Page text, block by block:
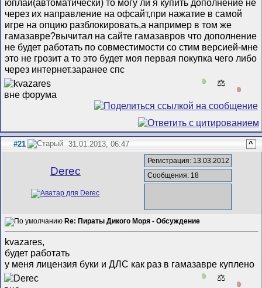
юплай(автоматически) то могу ли я купить дополнение не
через их направление на офсайт,при нажатие в самой
игре на опцию разблокировать,а например в том же
гамазавре?вычитал на сайте гамазавров что дополнение
не будет работать по совместимости со стим версией-мне
это не грозит а то это будет моя первая покупка чего либо
через интернет.заранее спс
0 ⚖️
0
#21 31.01.2013, 06:47 ^
Derec
Регистрация: 13.03.2012
Сообщения: 18
Re: Пираты Дикого Моря - Обсуждение
kvazares,
будет работать
у меня лицензия буки и ДЛС как раз в гамазавре куплено
0 ⚖️
0